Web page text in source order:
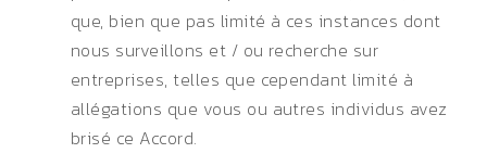
que, bien que pas limité à ces instances dont
nous surveillons et / ou recherche sur
entreprises, telles que cependant limité à
allégations que vous ou autres individus avez
brisé ce Accord.